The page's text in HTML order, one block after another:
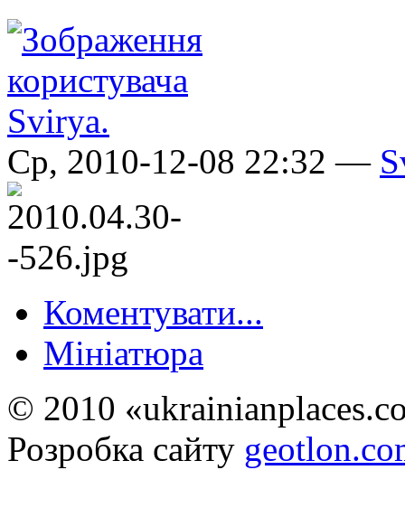
Ср, 2010-12-08 22:32 —
Коментувати...
Мініатюра
© 2010
Розробка сайту